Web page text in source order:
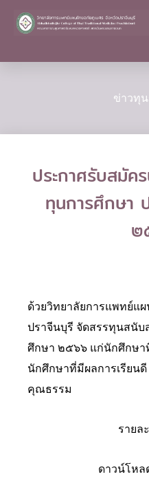
ข่าวทุ
ประกาศรับสมัค
ทุนการศึกษา
๒
ด้วยวิทยาลัยการแพทย์แ
ปราจีนบุรี จัดสรรทุนสนั
ศึกษา ๒๕๖๖ แก่นักศึกษ
นักศึกษาที่มีผลการเรีย
คุณธรรม
รายล
ดาวน์โห